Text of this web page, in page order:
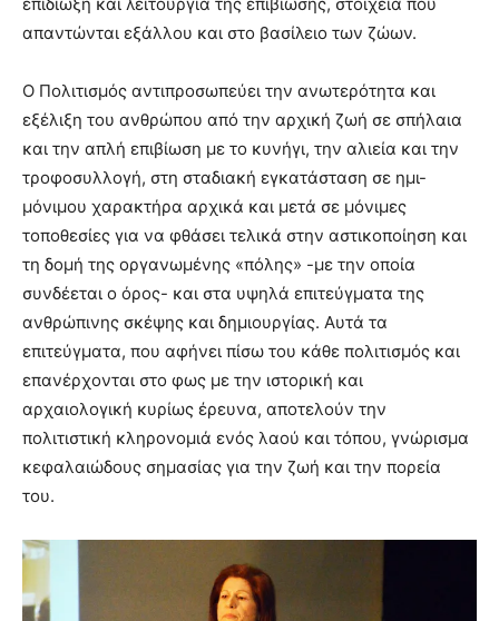
απαντώνται εξάλλου και στο βασίλειο των ζώων.
Ο Πολιτισμός αντιπροσωπεύει την ανωτερότητα και
εξέλιξη του ανθρώπου από την αρχική ζωή σε σπήλαια
και την απλή επιβίωση με το κυνήγι, την αλιεία και την
τροφοσυλλογή, στη σταδιακή εγκατάσταση σε ημι-
μόνιμου χαρακτήρα αρχικά και μετά σε μόνιμες
τοποθεσίες για να φθάσει τελικά στην αστικοποίηση και
τη δομή της οργανωμένης «πόλης» -με την οποία
συνδέεται ο όρος- και στα υψηλά επιτεύγματα της
ανθρώπινης σκέψης και δημιουργίας. Αυτά τα
επιτεύγματα, που αφήνει πίσω του κάθε πολιτισμός και
επανέρχονται στο φως με την ιστορική και
αρχαιολογική κυρίως έρευνα, αποτελούν την
πολιτιστική κληρονομιά ενός λαού και τόπου, γνώρισμα
κεφαλαιώδους σημασίας για την ζωή και την πορεία
του.